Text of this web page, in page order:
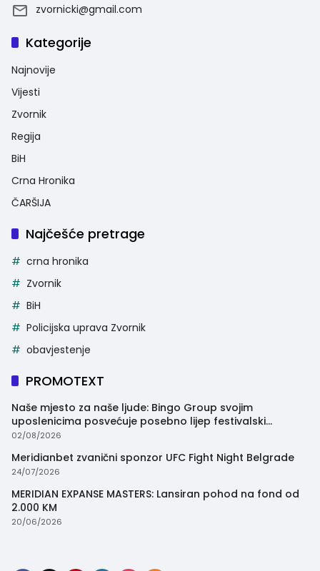
zvornicki@gmail.com
Kategorije
Najnovije
Vijesti
Zvornik
Regija
BiH
Crna Hronika
ČARŠIJA
Najčešće pretrage
crna hronika
Zvornik
BiH
Policijska uprava Zvornik
obavjestenje
PROMOTEXT
Naše mjesto za naše ljude: Bingo Group svojim
uposlenicima posvećuje posebno lijep festivalski
trenutak
02/08/2026
Meridianbet zvanični sponzor UFC Fight Night Belgrade
24/07/2026
MERIDIAN EXPANSE MASTERS: Lansiran pohod na fond od
2.000 KM
20/06/2026